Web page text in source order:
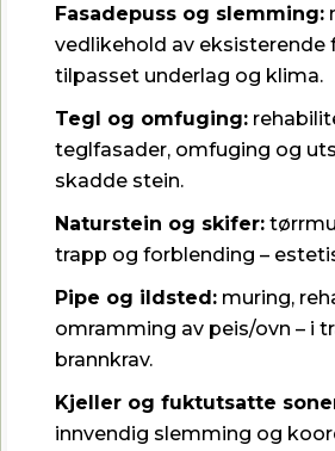
Fasadepuss og slemming:
vedlikehold av eksisterende
tilpasset underlag og klima.
Tegl og omfuging:
teglfasader, omfuging og
skadde stein.
Naturstein og skifer:
trapp og forblending –
Pipe og ildsted: muring,
omramming av peis/ovn – i
brannkrav.
Kjeller og fuktutsatte
innvendig slemming og